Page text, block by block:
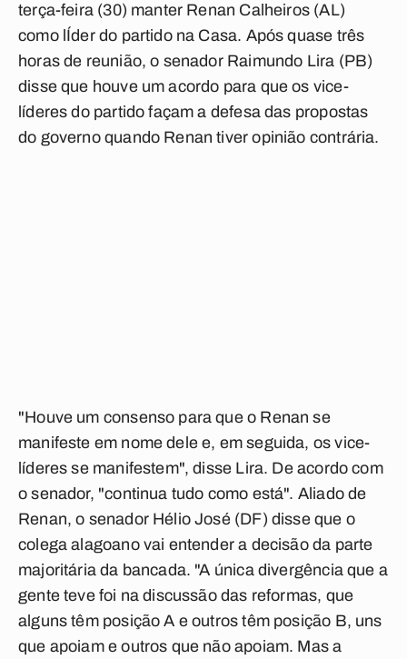
terça-feira (30) manter Renan Calheiros (AL)
como lÍder do partido na Casa. Após quase três
horas de reunião, o senador Raimundo Lira (PB)
disse que houve um acordo para que os vice-
líderes do partido façam a defesa das propostas
do governo quando Renan tiver opinião contrária.
"Houve um consenso para que o Renan se
manifeste em nome dele e, em seguida, os vice-
líderes se manifestem", disse Lira. De acordo com
o senador, "continua tudo como está". Aliado de
Renan, o senador Hélio José (DF) disse que o
colega alagoano vai entender a decisão da parte
majoritária da bancada. "A única divergência que a
gente teve foi na discussão das reformas, que
alguns têm posição A e outros têm posição B, uns
que apoiam e outros que não apoiam. Mas a